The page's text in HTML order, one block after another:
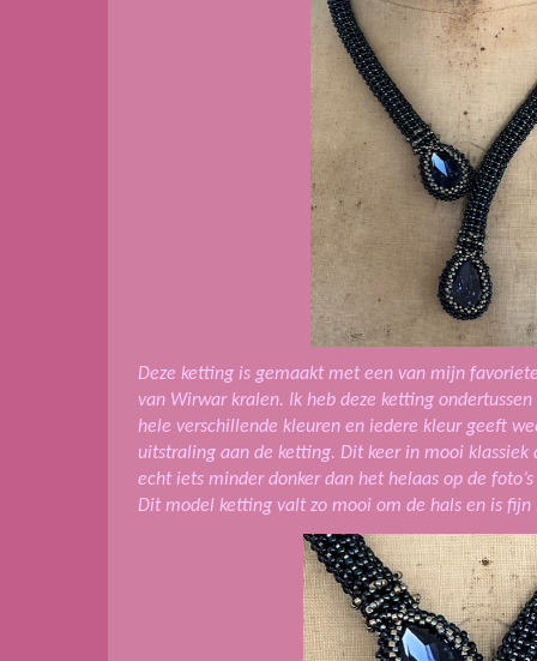
Deze ketting is gemaakt met een van mijn
van Wirwar kralen. Ik heb deze ketting
hele verschillende kleuren en iedere kleur geeft
uitstraling aan de ketting. Dit keer in mooi klassiek
echt iets minder donker dan het helaas op de
Dit model ketting valt zo mooi om de hals en is